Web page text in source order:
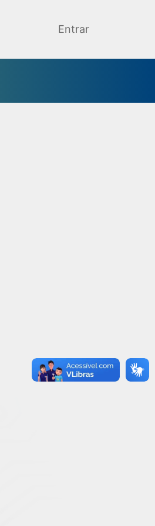
Entrar